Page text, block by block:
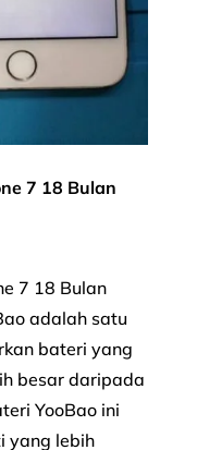
7 18 Bulan
7 18 Bulan
adalah satu
bateri yang
besar daripada
YooBao ini
yang lebih